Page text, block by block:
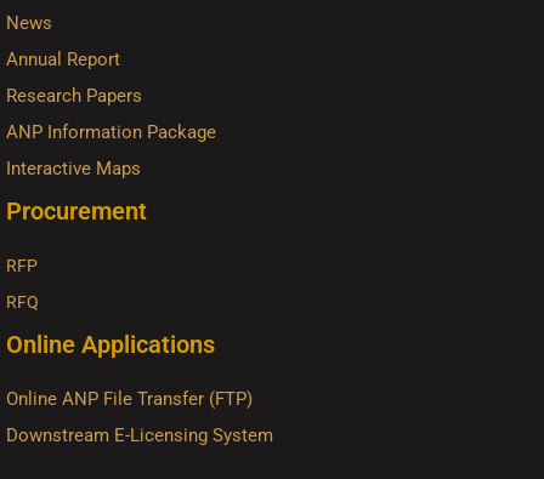
News
Annual Report
Research Papers
ANP Information Package
Interactive Maps
Procurement
RFP
RFQ
Online Applications
Online ANP File Transfer (FTP)
Downstream E-Licensing System